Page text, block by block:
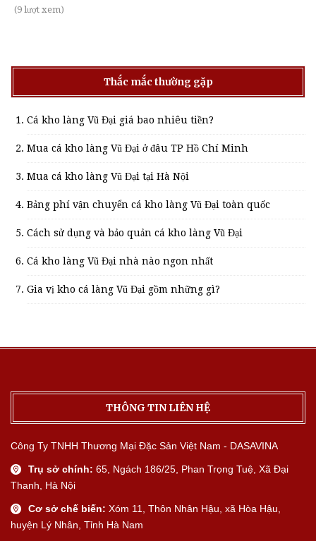
(9 lượt xem)
Thắc mắc thường gặp
Cá kho làng Vũ Đại giá bao nhiêu tiền?
Mua cá kho làng Vũ Đại ở đâu TP Hồ Chí Minh
Mua cá kho làng Vũ Đại tại Hà Nội
Bảng phí vận chuyển cá kho làng Vũ Đại toàn quốc
Cách sử dụng và bảo quản cá kho làng Vũ Đại
Cá kho làng Vũ Đại nhà nào ngon nhất
Gia vị kho cá làng Vũ Đại gồm những gì?
THÔNG TIN LIÊN HỆ
Công Ty TNHH Thương Mại Đặc Sản Việt Nam - DASAVINA
Trụ sở chính: 65, Ngách 186/25, Phan Trọng Tuệ, Xã Đại
Thanh, Hà Nội
Cơ sở chế biến: Xóm 11, Thôn Nhân Hậu, xã Hòa Hậu,
huyện Lý Nhân, Tỉnh Hà Nam